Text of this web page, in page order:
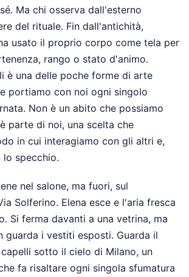
Ma chi osserva dall'esterno
del rituale. Fin dall'antichità,
usato il proprio corpo come tela per
rango o stato d'animo.
è una delle poche forme di arte
portiamo con noi ogni singolo
Non è un abito che possiamo
parte di noi, una scelta che
in cui interagiamo con gli altri e,
specchio.
nel salone, ma fuori, sul
Solferino. Elena esce e l'aria fresca
Si ferma davanti a una vetrina, ma
guarda i vestiti esposti. Guarda il
sotto il cielo di Milano, un
fa risaltare ogni singola sfumatura